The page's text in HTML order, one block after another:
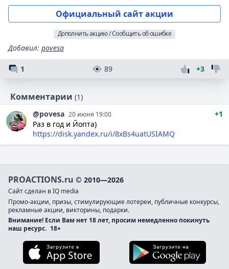
Официальный сайт акции
Дополнить акцию / Сообщить об ошибке
Добавил: povesa
1 89 +3
Комментарии (1)
@povesa 20 июня 19:00
+1
Раз в год и Йопта)
https://disk.yandex.ru/i/8xBs4uatUSIAMQ
PROACTIONS.ru © 2010—2026
Сайт сделан в IQ media
Промо-акции, призы, стимулирующие лотереи, публичные конкурсы,
рекламные акции, викторины, подарки.
Внимание! Если Вам нет 18 лет, просим немедленно покинуть
наш ресурс. 18+
Загрузите в App Store